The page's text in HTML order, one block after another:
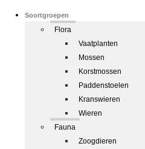
Soortgroepen
Flora
Vaatplanten
Mossen
Korstmossen
Paddenstoelen
Kranswieren
Wieren
Fauna
Zoogdieren